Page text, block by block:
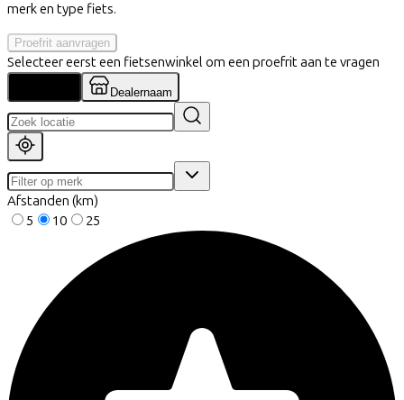
merk en type fiets.
Proefrit aanvragen
Selecteer eerst een fietsenwinkel om een proefrit aan te vragen
Dealernaam
Afstanden (km)
5
10 25